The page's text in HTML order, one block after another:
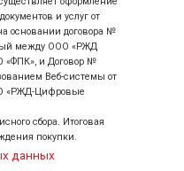
и услуг от
основании договора №
между ООО «РЖД
и Договор №
Веб-системы от
«РЖД-Цифровые
сбора. Итоговая
покупки.
данных